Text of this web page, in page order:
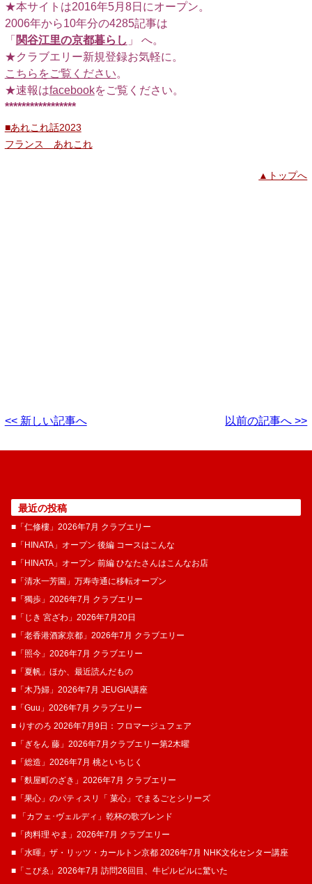
★本サイトは2016年5月8日にオープン。
2006年から10年分の4285記事は
「 関谷江里の京都暮らし 」 へ。
★クラブエリー新規登録お気軽に。
こちらをご覧ください。
★速報はfacebookをご覧ください。
*****************
■あれこれ話2023
フランス あれこれ
▲トップへ
<< 新しい記事へ 以前の記事へ >>
最近の投稿
■「仁修樓」2026年7月 クラブエリー
■「HINATA」オープン 後編 コースはこんな
■「HINATA」オープン 前編 ひなたさんはこんなお店
■「清水一芳園」万寿寺通に移転オープン
■「獨歩」2026年7月 クラブエリー
■「じき 宮ざわ」2026年7月20日
■「老香港酒家京都」2026年7月 クラブエリー
■「照今」2026年7月 クラブエリー
■「夏帆」ほか、最近読んだもの
■「木乃婦」2026年7月 JEUGIA講座
■「Guu」2026年7月 クラブエリー
■ りすのろ 2026年7月9日：フロマージュフェア
■「ぎをん 藤」2026年7月クラブエリー第2木曜
■「総造」2026年7月 桃といちじく
■「麩屋町のざき」2026年7月 クラブエリー
■「果心」のパティスリ「 菓​心」でまるごとシリーズ
■ 「カフェ･ヴェルディ」乾杯の歌ブレンド
■「肉料理 やま」2026年7月 クラブエリー
■「水暉」ザ・リッツ・カールトン京都 2026年7月 NHK文化センター講座
■「こぴゑ」2026年7月 訪問26回目、牛ピルピルに驚いた